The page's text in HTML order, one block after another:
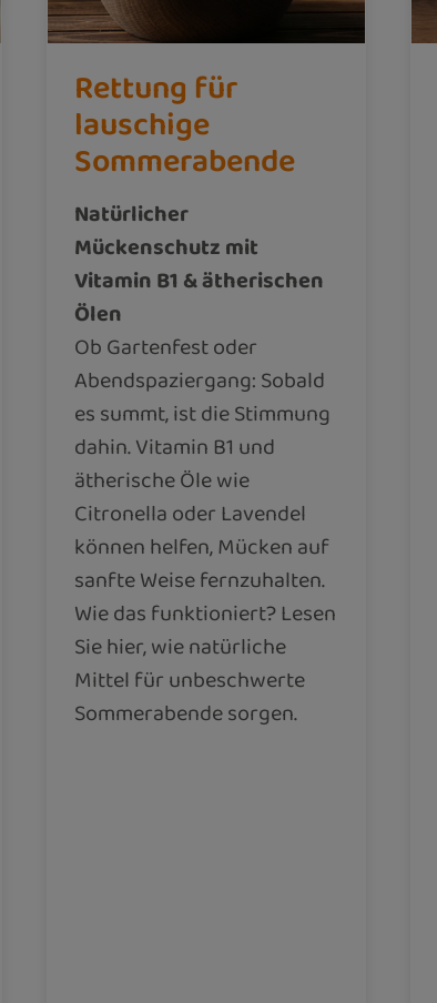
Rettung für
lauschige
Sommerabende
Natürlicher
Mückenschutz mit
Vitamin B1 & ätherischen
Ölen
Ob Gartenfest oder
Abendspaziergang: Sobald
es summt, ist die Stimmung
dahin. Vitamin B1 und
ätherische Öle wie
Citronella oder Lavendel
können helfen, Mücken auf
sanfte Weise fernzuhalten.
Wie das funktioniert? Lesen
Sie hier, wie natürliche
Mittel für unbeschwerte
Sommerabende sorgen.